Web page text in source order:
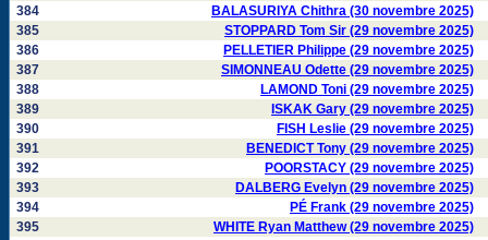
384
BALASURIYA Chithra (30 novembre 2025)
385
STOPPARD Tom Sir (29 novembre 2025)
386
PELLETIER Philippe (29 novembre 2025)
387
SIMONNEAU Odette (29 novembre 2025)
388
LAMOND Toni (29 novembre 2025)
389
ISKAK Gary (29 novembre 2025)
390
FISH Leslie (29 novembre 2025)
391
BENEDICT Tony (29 novembre 2025)
392
POORSTACY (29 novembre 2025)
393
DALBERG Evelyn (29 novembre 2025)
394
PÉ Frank (29 novembre 2025)
395
WHITE Ryan Matthew (29 novembre 2025)